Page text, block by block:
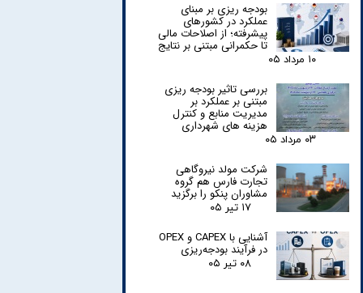
بودجه ریزی بر مبنای
عملکرد در کشورهای
پیشرفته؛ از اصلاحات مالی
تا حکمرانی مبتنی بر نتایج
۱۰ مرداد ۰۵
بررسی تاثیر بودجه ریزی
مبتنی بر عملکرد بر
مدیریت منابع و کنترل
هزینه های شهرداری
۰۳ مرداد ۰۵
شرکت مولد نیروگاهی
تجارت فارس هم گروه
مشاوران پنکو را برگزید
۱۷ تیر ۰۵
آشنایی با CAPEX و OPEX
در فرآیند بودجه‌ریزی
۰۸ تیر ۰۵